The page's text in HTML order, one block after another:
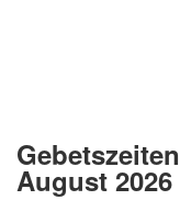
August 2026